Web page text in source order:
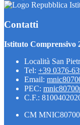
Contatti
Istituto Comprensivo
Località San
Tel: +39 0376-
Email:
PEC:
C.F.:
CM